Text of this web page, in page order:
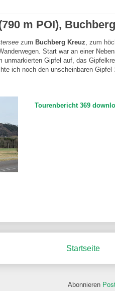
m POI),
zum Buchberg Kreuz , zum
Start war an einer
unmarkierten Gipfel auf, das
ich noch den unscheinbaren Gipfel
Tourenbericht 369
Startseite
Abonnieren